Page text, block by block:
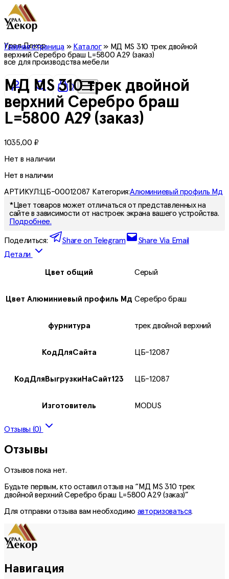
Урал Декор
все для производства мебели
0
Главная страница» Каталог» МД MS 310 трек двойной
верхний Серебро браш L=5800 A29 (заказ)
МД MS 310 трек двойной
верхний Серебро браш
L=5800 A29 (заказ)
1035,00 ₽
Нет в наличии
Нет в наличии
АРТИКУЛ:ЦБ-00012087 Категория:Алюминиевый профиль Мд
*Цвет товаров может отличаться от представленных на
сайте в зависимости от настроек экрана вашего устройства.
Подробнее.
Поделиться: Share on Telegram
Share Via Email
Детали
Цвет общий Серый
Цвет Алюминиевый профиль Мд Серебро браш
фурнитура трек двойной верхний
КодДляСайта ЦБ-12087
КодДляВыгрузкиНаСайт123 ЦБ-12087
Изготовитель MODUS
Отзывы (0)
Отзывы
Отзывов пока нет.
Будьте первым, кто оставил отзыв на “МД MS 310 трек
двойной верхний Серебро браш L=5800 A29 (заказ)”
Для отправки отзыва вам необходимо авторизоваться.
Навигация